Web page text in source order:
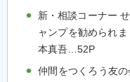
新・相談コーナー
ャンプを勧められ
本真吾…52P
仲間をつくろう友